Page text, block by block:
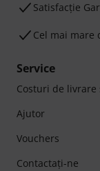
Satisfacție
Cel mai mare
Service
Costuri de
Ajutor
Vouchers
Contactaţi-ne